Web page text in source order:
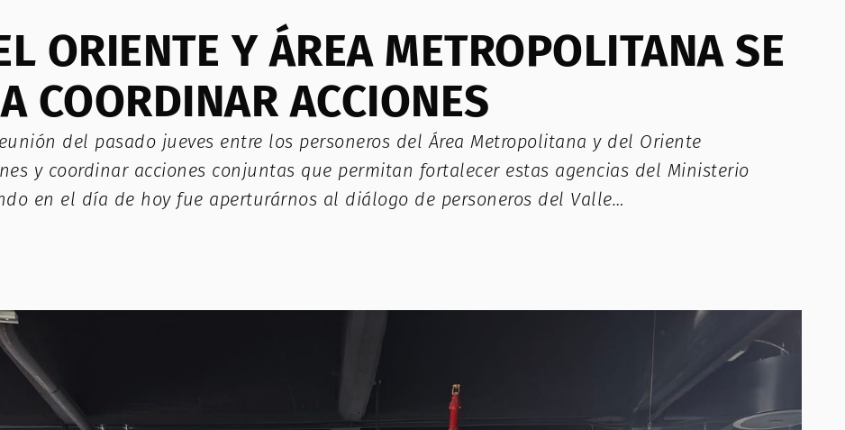
ORIENTE Y ÁREA METROPOLITANA SE
COORDINAR ACCIONES
del pasado jueves entre los personeros del Área Metropolitana y del Oriente
y coordinar acciones conjuntas que permitan fortalecer estas agencias del Ministerio
en el día de hoy fue aperturárnos al diálogo de personeros del Valle…